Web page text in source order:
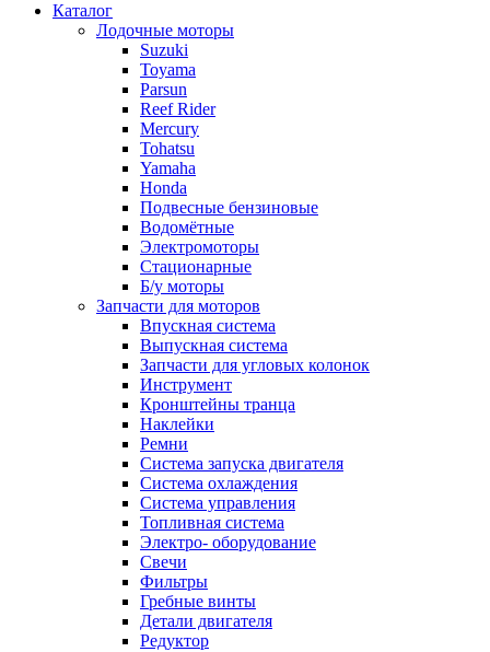
Каталог
Лодочные моторы
Suzuki
Toyama
Parsun
Reef Rider
Mercury
Tohatsu
Yamaha
Honda
Подвесные бензиновые
Водомётные
Электромоторы
Стационарные
Б/у моторы
Запчасти для моторов
Впускная система
Выпускная система
Запчасти для угловых колонок
Инструмент
Кронштейны транца
Наклейки
Ремни
Система запуска двигателя
Система охлаждения
Система управления
Топливная система
Электро- оборудование
Свечи
Фильтры
Гребные винты
Детали двигателя
Редуктор